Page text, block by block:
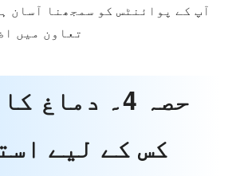
آپ کے پوائنٹس کو سمجھنا آسان
تعاون میں
حصہ 4۔ دماغ
کس کے لیے